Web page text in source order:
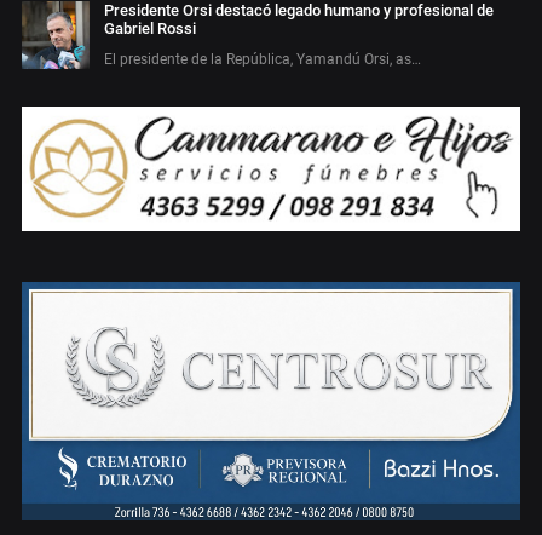
Presidente Orsi destacó legado humano y profesional de
Gabriel Rossi
El presidente de la República, Yamandú Orsi, as…